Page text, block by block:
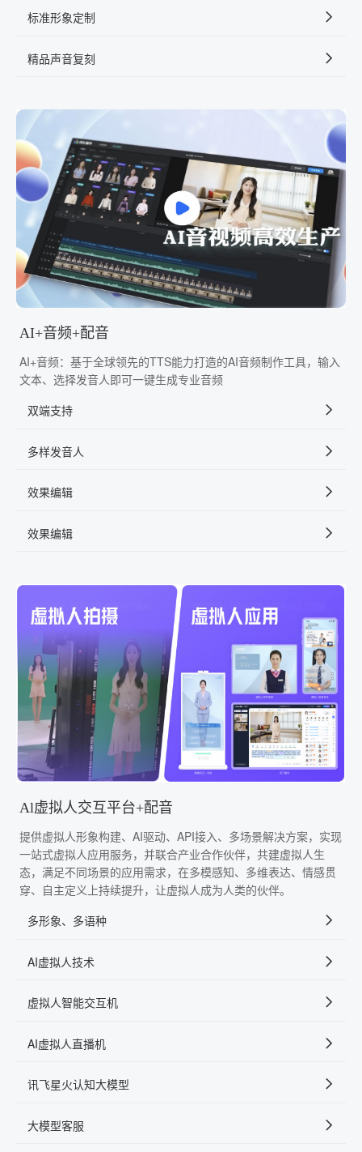
标准形象定制
精品声音复刻
AI+音频+配音
AI+音频：基于全球领先的TTS能力打造的AI音频制作工具，输入
文本、选择发音人即可一键生成专业音频
双端支持
多样发音人
效果编辑
效果编辑
Al虚拟人交互平台+配音
提供虚拟人形象构建、AI驱动、API接入、多场景解决方案，实现
一站式虚拟人应用服务，并联合产业合作伙伴，共建虚拟人生
态，满足不同场景的应用需求，在多模感知、多维表达、情感贯
穿、自主定义上持续提升，让虚拟人成为人类的伙伴。
多形象、多语种
AI虚拟人技术
虚拟人智能交互机
AI虚拟人直播机
讯飞星火认知大模型
大模型客服